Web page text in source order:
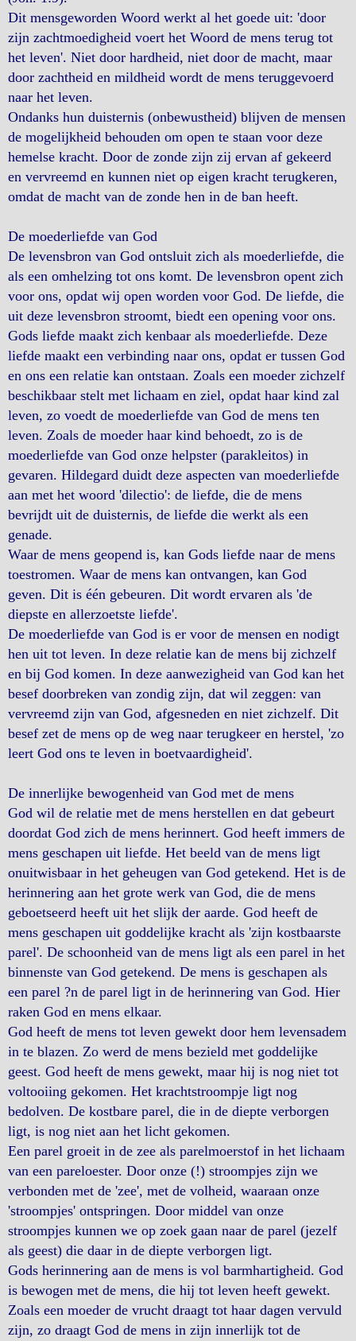
Dit mensgeworden Woord werkt al het goede uit: 'door
zijn zachtmoedigheid voert het Woord de mens terug tot
het leven'. Niet door hardheid, niet door de macht, maar
door zachtheid en mildheid wordt de mens teruggevoerd
naar het leven.
Ondanks hun duisternis (onbewustheid) blijven de mensen
de mogelijkheid behouden om open te staan voor deze
hemelse kracht. Door de zonde zijn zij ervan af gekeerd
en vervreemd en kunnen niet op eigen kracht terugkeren,
omdat de macht van de zonde hen in de ban heeft.
De moederliefde van God
De levensbron van God ontsluit zich als moederliefde, die
als een omhelzing tot ons komt. De levensbron opent zich
voor ons, opdat wij open worden voor God. De liefde, die
uit deze levensbron stroomt, biedt een opening voor ons.
Gods liefde maakt zich kenbaar als moederliefde. Deze
liefde maakt een verbinding naar ons, opdat er tussen God
en ons een relatie kan ontstaan. Zoals een moeder zichzelf
beschikbaar stelt met lichaam en ziel, opdat haar kind zal
leven, zo voedt de moederliefde van God de mens ten
leven. Zoals de moeder haar kind behoedt, zo is de
moederliefde van God onze helpster (parakleitos) in
gevaren. Hildegard duidt deze aspecten van moederliefde
aan met het woord 'dilectio': de liefde, die de mens
bevrijdt uit de duisternis, de liefde die werkt als een
genade.
Waar de mens geopend is, kan Gods liefde naar de mens
toestromen. Waar de mens kan ontvangen, kan God
geven. Dit is één gebeuren. Dit wordt ervaren als 'de
diepste en allerzoetste liefde'.
De moederliefde van God is er voor de mensen en nodigt
hen uit tot leven. In deze relatie kan de mens bij zichzelf
en bij God komen. In deze aanwezigheid van God kan het
besef doorbreken van zondig zijn, dat wil zeggen: van
vervreemd zijn van God, afgesneden en niet zichzelf. Dit
besef zet de mens op de weg naar terugkeer en herstel, 'zo
leert God ons te leven in boetvaardigheid'.
De innerlijke bewogenheid van God met de mens
God wil de relatie met de mens herstellen en dat gebeurt
doordat God zich de mens herinnert. God heeft immers de
mens geschapen uit liefde. Het beeld van de mens ligt
onuitwisbaar in het geheugen van God getekend. Het is de
herinnering aan het grote werk van God, die de mens
geboetseerd heeft uit het slijk der aarde. God heeft de
mens geschapen uit goddelijke kracht als 'zijn kostbaarste
parel'. De schoonheid van de mens ligt als een parel in het
binnenste van God getekend. De mens is geschapen als
een parel ?n de parel ligt in de herinnering van God. Hier
raken God en mens elkaar.
God heeft de mens tot leven gewekt door hem levensadem
in te blazen. Zo werd de mens bezield met goddelijke
geest. God heeft de mens gewekt, maar hij is nog niet tot
voltooiing gekomen. Het krachtstroompje ligt nog
bedolven. De kostbare parel, die in de diepte verborgen
ligt, is nog niet aan het licht gekomen.
Een parel groeit in de zee als parelmoerstof in het lichaam
van een pareloester. Door onze (!) stroompjes zijn we
verbonden met de 'zee', met de volheid, waaraan onze
'stroompjes' ontspringen. Door middel van onze
stroompjes kunnen we op zoek gaan naar de parel (jezelf
als geest) die daar in de diepte verborgen ligt.
Gods herinnering aan de mens is vol barmhartigheid. God
is bewogen met de mens, die hij tot leven heeft gewekt.
Zoals een moeder de vrucht draagt tot haar dagen vervuld
zijn, zo draagt God de mens in zijn innerlijk tot de